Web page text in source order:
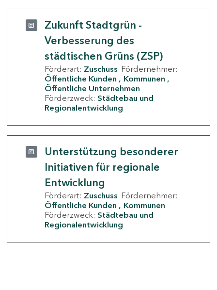
Zukunft Stadtgrün -
Verbesserung des
städtischen Grüns (ZSP)
Förderart: Zuschuss Fördernehmer:
Öffentliche Kunden
Kommunen
Öffentliche Unternehmen
Förderzweck: Städtebau und
Regionalentwicklung
Unterstützung besonderer
Initiativen für regionale
Entwicklung
Förderart: Zuschuss Fördernehmer:
Öffentliche Kunden
Kommunen
Förderzweck: Städtebau und
Regionalentwicklung